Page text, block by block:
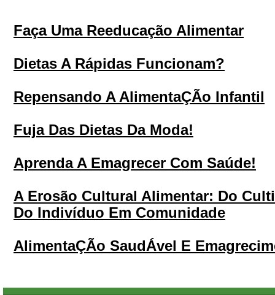
Faça Uma Reeducação Alimentar
Dietas A Rápidas Funcionam?
Repensando A AlimentaÇÃo Infantil
Fuja Das Dietas Da Moda!
Aprenda A Emagrecer Com Saúde!
A Erosão Cultural Alimentar: Do
Do Indivíduo Em Comunidade
AlimentaÇÃo SaudÁvel E